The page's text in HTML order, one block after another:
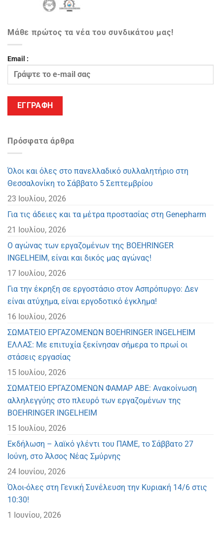
Μάθε πρώτος τα νέα του συνδικάτου μας!
Email :
Πρόσφατα άρθρα
Όλοι και όλες στο πανελλαδικό συλλαλητήριο στη
Θεσσαλονίκη το Σάββατο 5 Σεπτεμβρίου
23 Ιουλίου, 2026
Για τις άδειες και τα μέτρα προστασίας στη Genepharm
21 Ιουλίου, 2026
Ο αγώνας των εργαζομένων της BOEHRINGER
INGELHEIM, είναι και δικός μας αγώνας!
17 Ιουλίου, 2026
Για την έκρηξη σε εργοστάσιο στον Ασπρόπυργο: Δεν
είναι ατύχημα, είναι εργοδοτικό έγκλημα!
16 Ιουλίου, 2026
ΣΩΜΑΤΕΙΟ ΕΡΓΑΖΟΜΕΝΩΝ BOEHRINGER INGELHEIM
ΕΛΛΑΣ: Με επιτυχία ξεκίνησαν σήμερα το πρωί οι
στάσεις εργασίας
15 Ιουλίου, 2026
ΣΩΜΑΤΕΙΟ ΕΡΓΑΖΟΜΕΝΩΝ ΦΑΜΑΡ ΑΒΕ: Ανακοίνωση
αλληλεγγύης στο πλευρό των εργαζομένων της
BOEHRINGER INGELHEIM
15 Ιουλίου, 2026
Eκδήλωση – λαϊκό γλέντι του ΠΑΜΕ, το Σάββατο 27
Ιούνη, στο Άλσος Νέας Σμύρνης
24 Ιουνίου, 2026
Όλοι-όλες στη Γενική Συνέλευση την Κυριακή 14/6 στις
10:30!
1 Ιουνίου, 2026